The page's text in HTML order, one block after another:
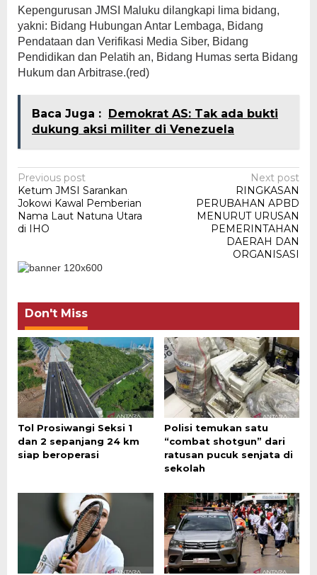
Kepengurusan JMSI Maluku dilangkapi lima bidang,
yakni: Bidang Hubungan Antar Lembaga, Bidang
Pendataan dan Verifikasi Media Siber, Bidang
Pendidikan dan Pelatih an, Bidang Humas serta Bidang
Hukum dan Arbitrase.(red)
Baca Juga : Demokrat AS: Tak ada bukti
dukung aksi militer di Venezuela
Post
navigation
Previous post
Ketum JMSI Sarankan
Jokowi Kawal Pemberian
Nama Laut Natuna Utara
di IHO
Next post
RINGKASAN
PERUBAHAN APBD
MENURUT URUSAN
PEMERINTAHAN
DAERAH DAN
ORGANISASI
Don't Miss
Tol Prosiwangi Seksi 1
dan 2 sepanjang 24 km
siap beroperasi
Polisi temukan satu
“combat shotgun” dari
ratusan pucuk senjata di
sekolah